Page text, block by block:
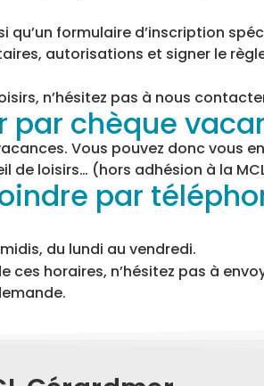
qu’un formulaire d’inscription
autorisations et signer le
n’hésitez pas à nous
chèque
Vous pouvez donc
de loisirs… (hors adhésion à la
par
du lundi au vendredi.
horaires, n’hésitez pas à